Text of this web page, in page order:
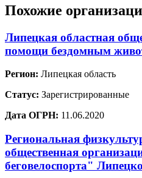
Похожие
Липецкая областная
помощи бездомным
Регион: Липецкая область
Статус: Зарегистрированные
Дата ОГРН: 11.06.2020
Региональная
общественная
беговелоспорта"